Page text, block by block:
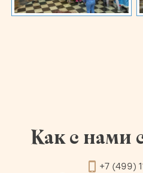
Как с нами
+7 (499)